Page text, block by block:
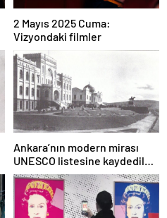
2 Mayıs 2025 Cuma:
Vizyondaki filmler
Ankara’nın modern mirası
UNESCO listesine kaydedildi;
Türkiye’nin listedeki varlık
sayısı 80 oldu